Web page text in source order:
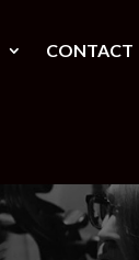
CONTACT